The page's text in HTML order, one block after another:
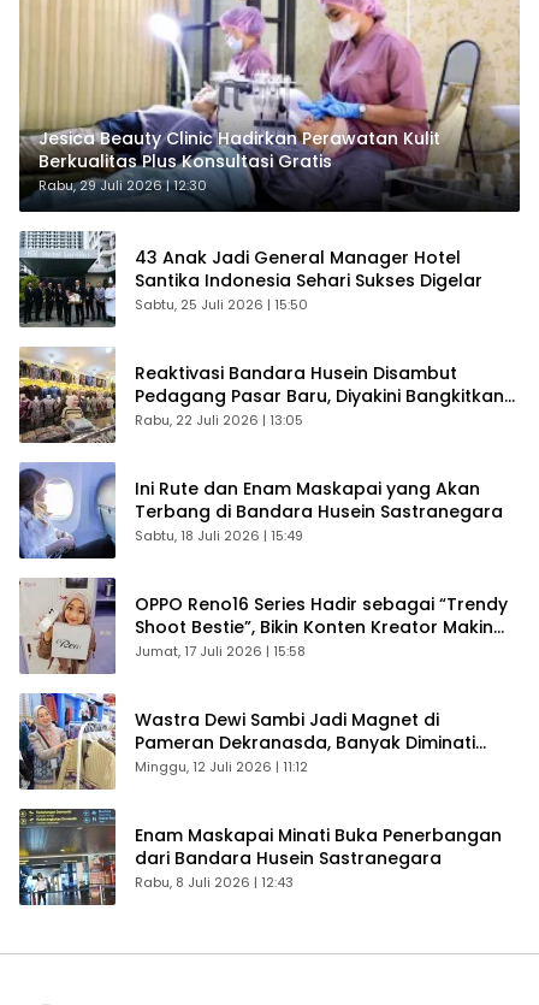
Jesica Beauty Clinic Hadirkan Perawatan Kulit
Berkualitas Plus Konsultasi Gratis
Rabu, 29 Juli 2026 | 12:30
43 Anak Jadi General Manager Hotel
Santika Indonesia Sehari Sukses Digelar
Sabtu, 25 Juli 2026 | 15:50
Reaktivasi Bandara Husein Disambut
Pedagang Pasar Baru, Diyakini Bangkitkan
Kembali Ekonomi Bandung
Rabu, 22 Juli 2026 | 13:05
Ini Rute dan Enam Maskapai yang Akan
Terbang di Bandara Husein Sastranegara
Sabtu, 18 Juli 2026 | 15:49
OPPO Reno16 Series Hadir sebagai “Trendy
Shoot Bestie”, Bikin Konten Kreator Makin
Betah
Jumat, 17 Juli 2026 | 15:58
Wastra Dewi Sambi Jadi Magnet di
Pameran Dekranasda, Banyak Diminati
Pengunjung
Minggu, 12 Juli 2026 | 11:12
Enam Maskapai Minati Buka Penerbangan
dari Bandara Husein Sastranegara
Rabu, 8 Juli 2026 | 12:43